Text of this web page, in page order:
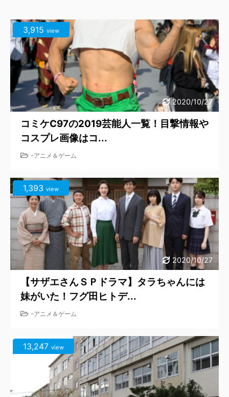
2020/10/27
3,915 view
コミケC97の2019芸能人一覧！目撃情報や
コスプレ画像はコ...
-アニメ＆ゲーム
2020/10/27
1,393 view
【サザエさんＳＰドラマ】タラちゃんには
妹がいた！フグ田ヒトデ...
-アニメ＆ゲーム
13,247 view